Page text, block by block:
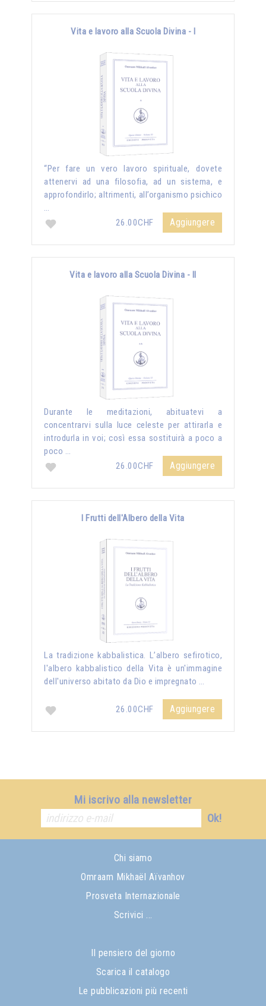
Vita e lavoro alla Scuola Divina - I
“Per fare un vero lavoro spirituale, dovete
attenervi ad una filosofia, ad un sistema, e
approfondirlo; altrimenti, all’organismo psichico
…
26.00CHF
Aggiungere
Vita e lavoro alla Scuola Divina - II
Durante le meditazioni, abituatevi a
concentrarvi sulla luce celeste per attirarla e
introdurla in voi; così essa sostituirà a poco a
poco …
26.00CHF
Aggiungere
I Frutti dell'Albero della Vita
La tradizione kabbalistica. L’albero sefirotico,
l'albero kabbalistico della Vita è un'immagine
dell'universo abitato da Dio e impregnato …
26.00CHF Aggiungere
Mi iscrivo alla newsletter
Ok!
Chi siamo
Omraam Mikhaël Aïvanhov
Prosveta Internazionale
Scrivici ...
Il pensiero del giorno
Scarica il catalogo
Le pubblicazioni più recenti